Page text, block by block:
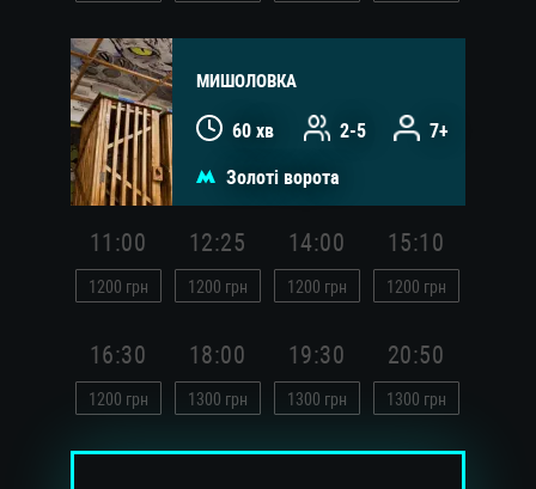
МИШОЛОВКА
60 хв 2-5 7+
Золоті ворота
11:00
1200 грн
12:25
1200 грн
14:00
1200 грн
15:10
1200 грн
16:30
1200 грн
18:00
1300 грн
19:30
1300 грн
20:50
1300 грн